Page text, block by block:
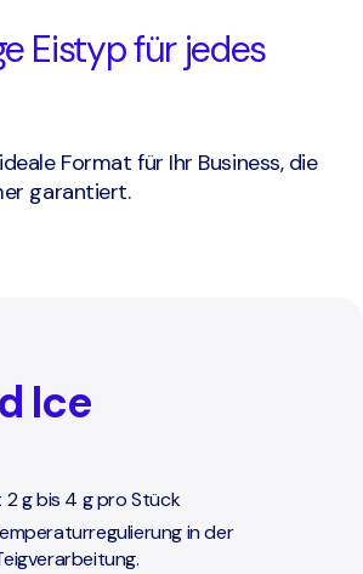
Eistyp für jedes
Format für Ihr Business, die
garantiert.
Ice
g bis 4 g pro Stück
in der